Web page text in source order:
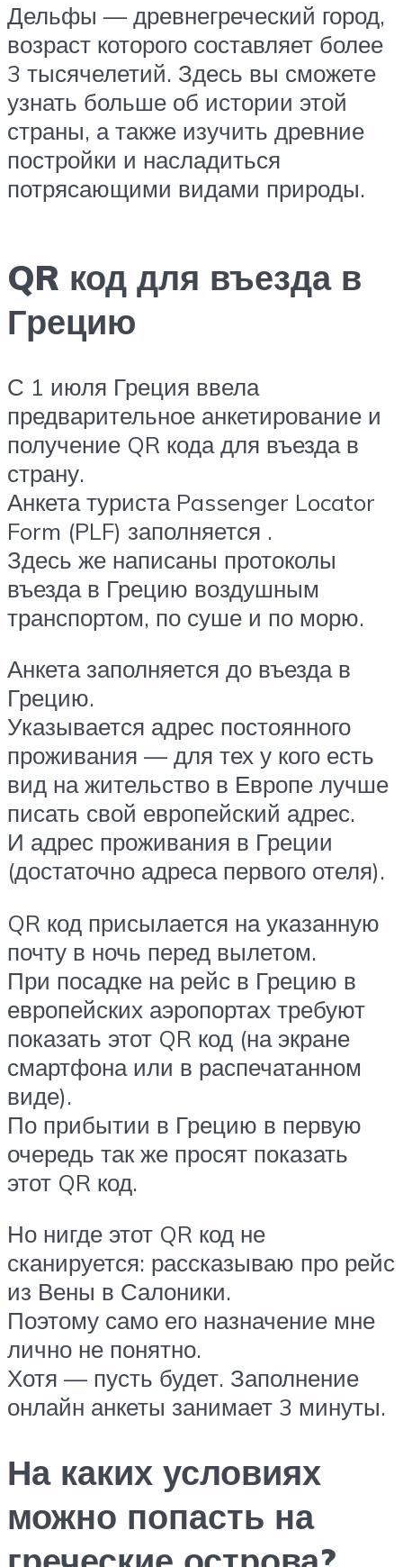
Дельфы — древнегреческий город,
возраст которого составляет более
3 тысячелетий. Здесь вы сможете
узнать больше об истории этой
страны, а также изучить древние
постройки и насладиться
потрясающими видами природы.
QR код для въезда в
Грецию
С 1 июля Греция ввела
предварительное анкетирование и
получение QR кода для въезда в
страну.
Анкета туриста Passenger Locator
Form (PLF) заполняется .
Здесь же написаны протоколы
въезда в Грецию воздушным
транспортом, по суше и по морю.
Анкета заполняется до въезда в
Грецию.
Указывается адрес постоянного
проживания — для тех у кого есть
вид на жительство в Европе лучше
писать свой европейский адрес.
И адрес проживания в Греции
(достаточно адреса первого отеля).
QR код присылается на указанную
почту в ночь перед вылетом.
При посадке на рейс в Грецию в
европейских аэропортах требуют
показать этот QR код (на экране
смартфона или в распечатанном
виде).
По прибытии в Грецию в первую
очередь так же просят показать
этот QR код.
Но нигде этот QR код не
сканируется: рассказываю про рейс
из Вены в Салоники.
Поэтому само его назначение мне
лично не понятно.
Хотя — пусть будет. Заполнение
онлайн анкеты занимает 3 минуты.
На каких условиях
можно попасть на